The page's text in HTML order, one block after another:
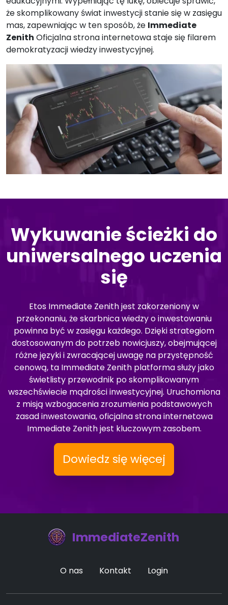
że skomplikowany świat inwestycji stanie się w zasięgu
mas, zapewniając w ten sposób, że Immediate
Zenith Oficjalna strona internetowa staje się filarem
demokratyzacji wiedzy inwestycyjnej.
Wykuwanie ścieżki do
uniwersalnego uczenia
się
Etos Immediate Zenith jest zakorzeniony w
przekonaniu, że skarbnica wiedzy o inwestowaniu
powinna być w zasięgu każdego. Dzięki strategiom
dostosowanym do potrzeb nowicjuszy, obejmującej
różne języki i zwracającej uwagę na przystępność
cenową, ta Immediate Zenith platforma służy jako
świetlisty przewodnik po skomplikowanym
wszechświecie mądrości inwestycyjnej. Uruchomiona
z misją wzbogacenia zrozumienia podstawowych
zasad inwestowania, oficjalna strona internetowa
Immediate Zenith jest kluczowym zasobem.
Dowiedz się więcej
ImmediateZenith
O nas Kontakt Login